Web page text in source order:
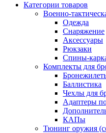
Категории товаров
Военно-
Одежда
Снаряжение
Аксессуары
Рюкзаки
Спины-
Комплекты для
Баллистика
Чехлы для
Адаптеры
КАПы
Тюнинг оружия